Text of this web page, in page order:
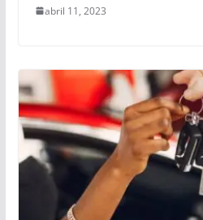
abril 11, 2023